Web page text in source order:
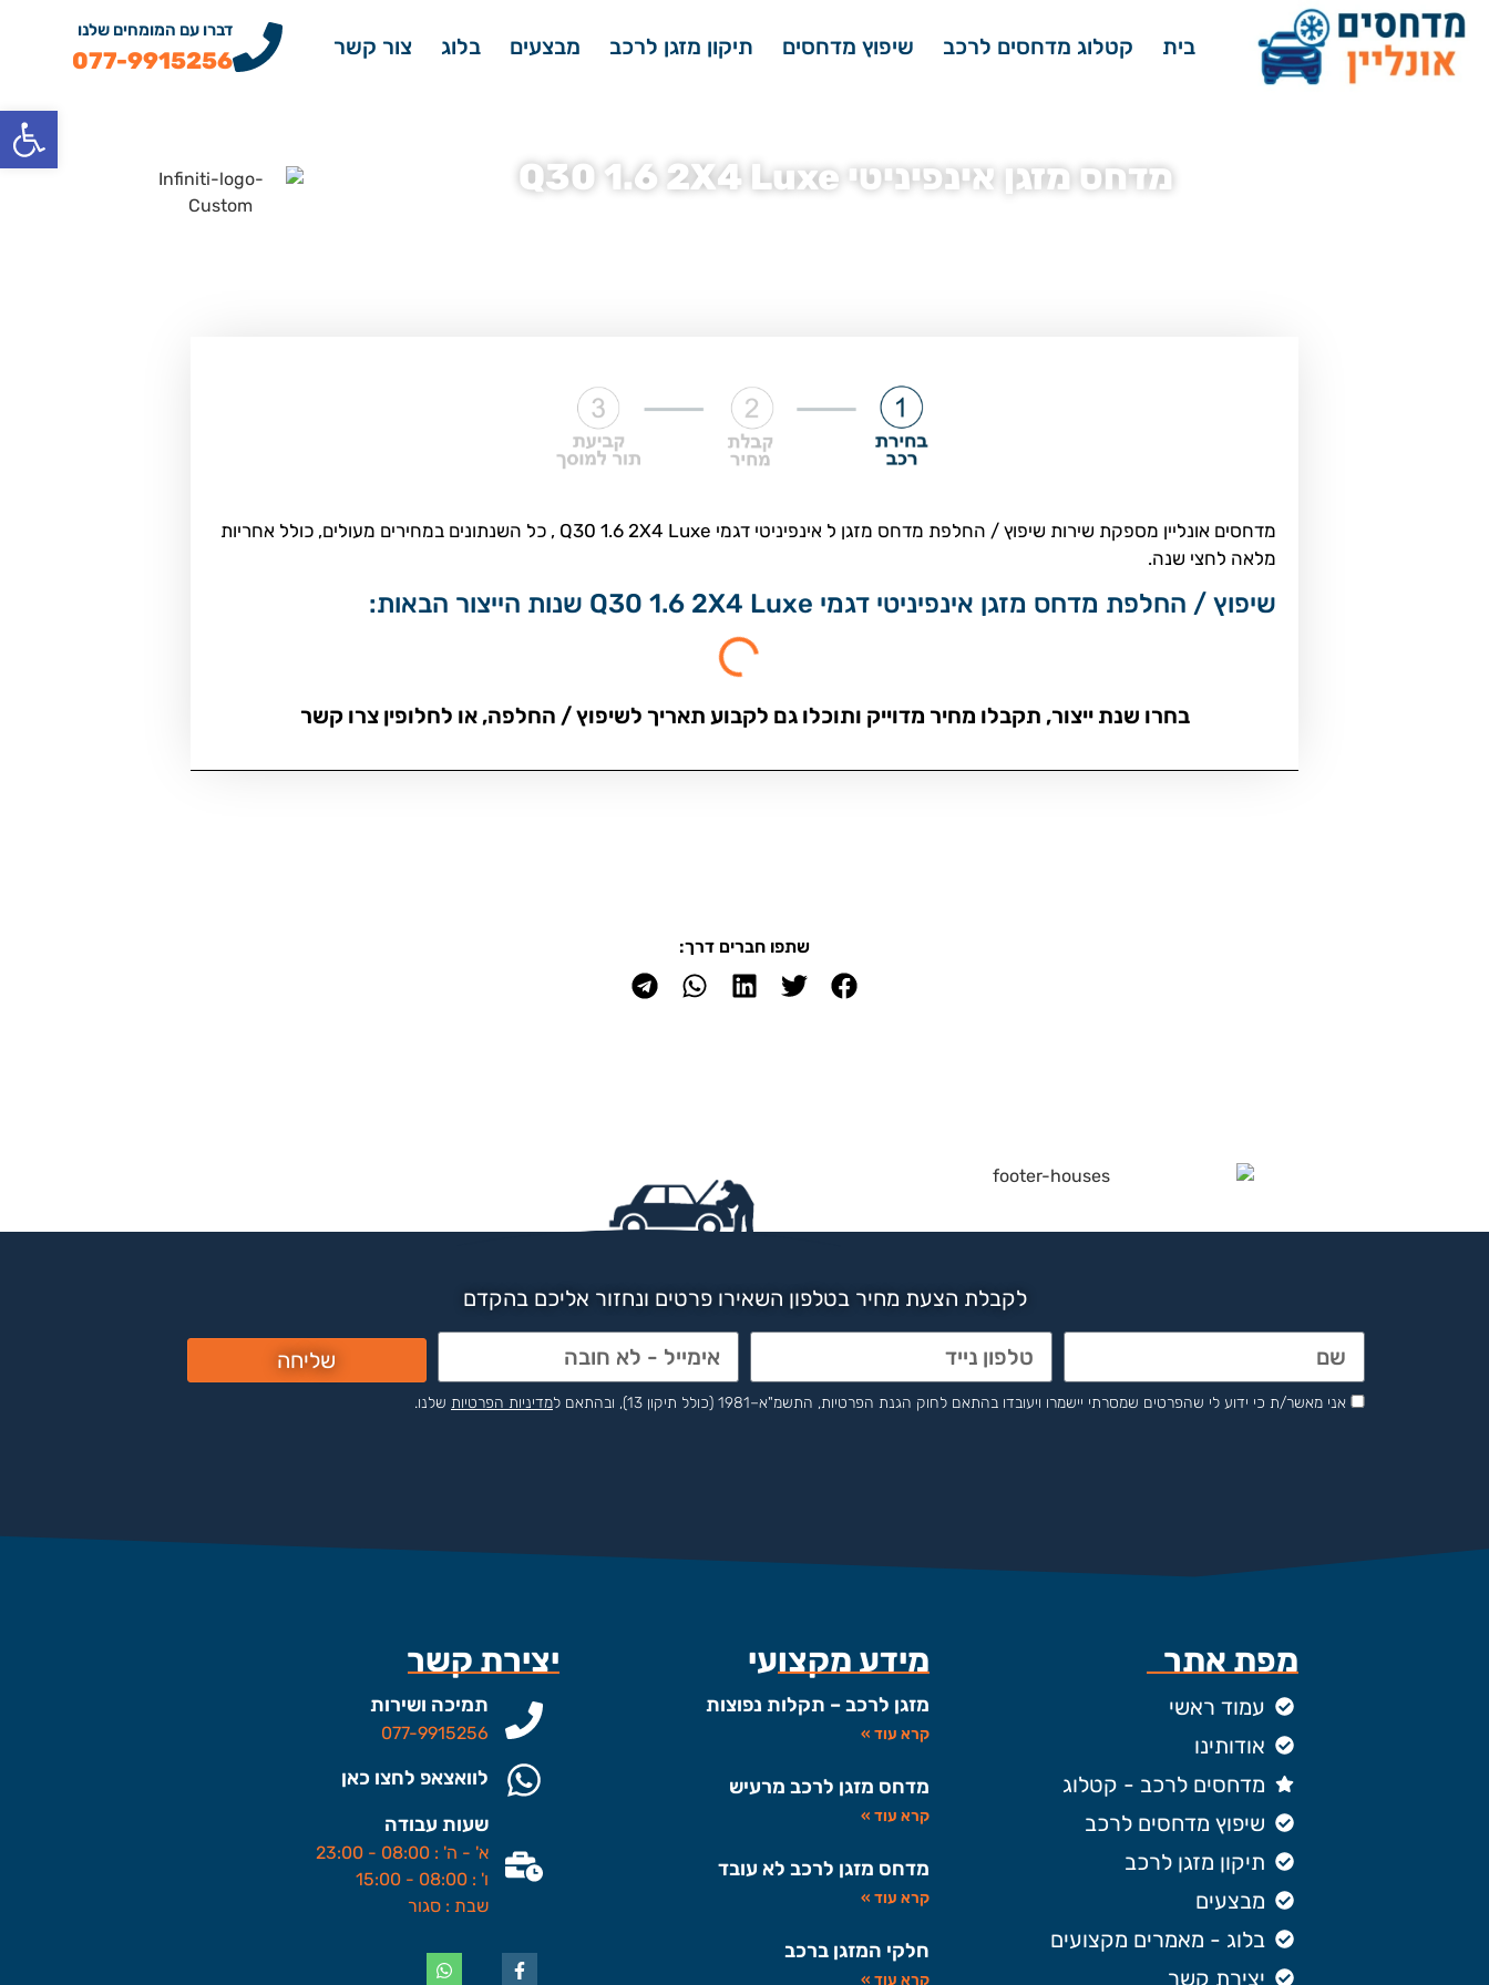
בית קטלוג מדחסים לרכב שיפוץ מדחסים תיקון מזגן לרכב מבצעים בלוג צור קשר
דברו עם המומחים שלנו
077-9915256
מדחס מזגן אינפיניטי Q30 1.6 2X4 Luxe
מדחסים אונליין מספקת שירות שיפוץ / החלפת מדחס מזגן ל אינפיניטי דגמי Q30 1.6 2X4 Luxe , כל השנתונים במחירים מעולים, כולל אחריות
מלאה לחצי שנה.
שיפוץ / החלפת מדחס מזגן אינפיניטי דגמי Q30 1.6 2X4 Luxe שנות הייצור הבאות:
בחרו שנת ייצור, תקבלו מחיר מדוייק ותוכלו גם לקבוע תאריך לשיפוץ / החלפה, או לחלופין צרו קשר
שתפו חברים דרך:
לקבלת הצעת מחיר בטלפון השאירו פרטים ונחזור אליכם בהקדם
אני מאשר/ת כי ידוע לי שהפרטים שמסרתי יישמרו ויעובדו בהתאם לחוק הגנת הפרטיות, התשמ"א–1981 (כולל תיקון 13), ובהתאם ל מדיניות הפרטיות שלנו.
שליחה
מפת אתר
עמוד ראשי
אודותינו
מדחסים לרכב - קטלוג
שיפוץ מדחסים לרכב
תיקון מזגן לרכב
מבצעים
בלוג - מאמרים מקצועים
יצירת קשר
מידע מקצועי
מזגן לרכב – תקלות נפוצות
קרא עוד »
מדחס מזגן לרכב מרעיש
קרא עוד »
מדחס מזגן לרכב לא עובד
קרא עוד »
חלקי המזגן ברכב
קרא עוד »
יצירת קשר
תמיכה ושירות
077-9915256
לוואצאפ לחצו כאן
שעות עבודה
א' - ה' : 08:00 - 23:00
ו' : 08:00 - 15:00
שבת : סגור